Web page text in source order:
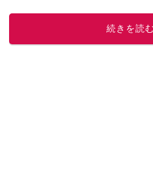
的に稼ぐ！』（翔泳社刊）
■経歴：2003年、夫が子育てをするために
続きを読